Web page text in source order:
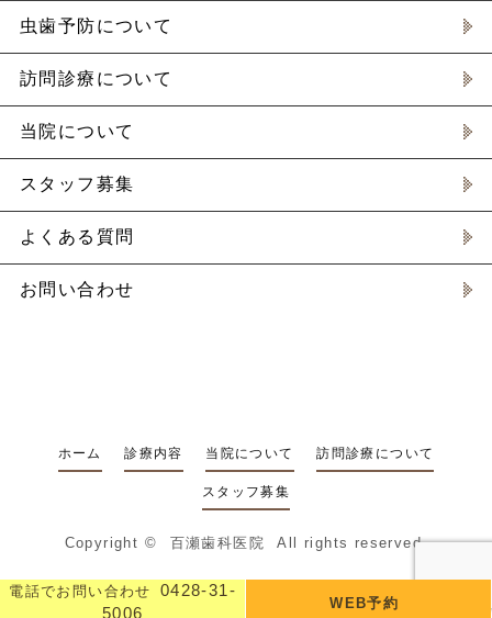
虫歯予防について
訪問診療について
当院について
スタッフ募集
よくある質問
お問い合わせ
電話でお問い合わせ
0428-31-
5006
電話でお問い合わせ
0428-31-
5006
WEB予約
ホーム 診療内容 当院について 訪問診療について
スタッフ募集
Copyright © 百瀬歯科医院 All rights reserved.